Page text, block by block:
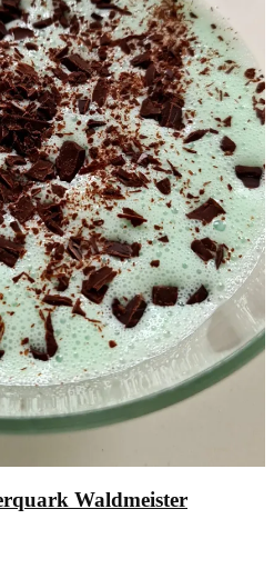
Waldmeister